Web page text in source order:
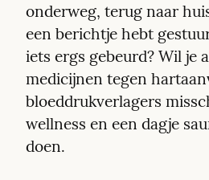
onderweg, terug naar
een berichtje hebt
iets ergs gebeurd? Wil je
medicijnen tegen
bloeddrukverlagers
wellness en een dagje
doen.